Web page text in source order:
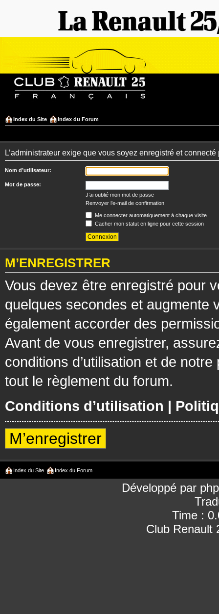
Index du Site Index du Forum
L’administrateur exige que vous soyez enregistré et
Nom d’utilisateur:
Mot de passe:
J’ai oublié mon mot de passe
Renvoyer l’e-mail de confirmation
Me connecter automatiquement à chaque visite
Cacher mon statut en ligne pour cette session
M’ENREGISTRER
Vous devez être enregistré pour
quelques secondes et augmente
également accorder des
Avant de vous enregistrer,
conditions d’utilisation et de
tout le règlement du forum.
Conditions d’utilisation |
M’enregistrer
Index du Site Index du Forum
Développé par
Time :
Club Renault